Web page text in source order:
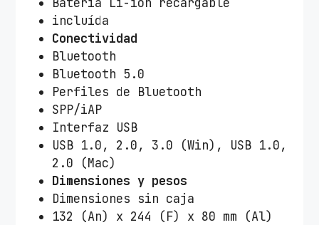
incluída
Conectividad
Bluetooth
Bluetooth 5.0
Perfiles de Bluetooth
SPP/iAP
Interfaz USB
USB 1.0, 2.0, 3.0 (Win), USB 1.0,
2.0 (Mac)
Dimensiones y pesos
Dimensiones sin caja
132 (An) x 244 (F) x 80 mm (Al)